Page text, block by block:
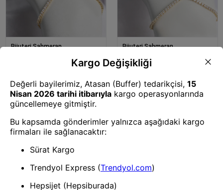
Bijuteri Şahmeran
Zirkon Taşlı Kelebek Model
Bijuteri Şahmeran
Zirkon Taşlı Kutup Yıldızı Model
Şahmeran